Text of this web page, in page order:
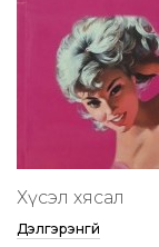
Хүсэл хясал
Дэлгэрэнгүй